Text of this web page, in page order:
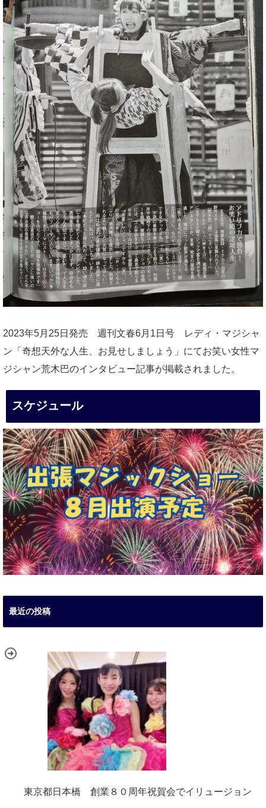
2023年5月25日発売 週刊文春6月1日号 レディ・マジシャ
ン「奇想天外な人生、お見せしましょう」にてお笑い女性マ
ジシャン荒木巴のインタビュー記事が掲載されました。
スケジュール
最近の投稿
東京都日本橋 創業８０周年祝賀会でイリュージョン